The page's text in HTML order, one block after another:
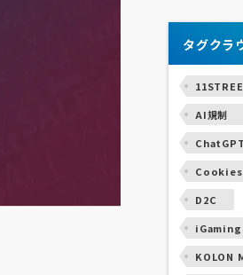
タグクラ
AI規制
ChatGPT
Cookies
D2C
iGaming
KOLON